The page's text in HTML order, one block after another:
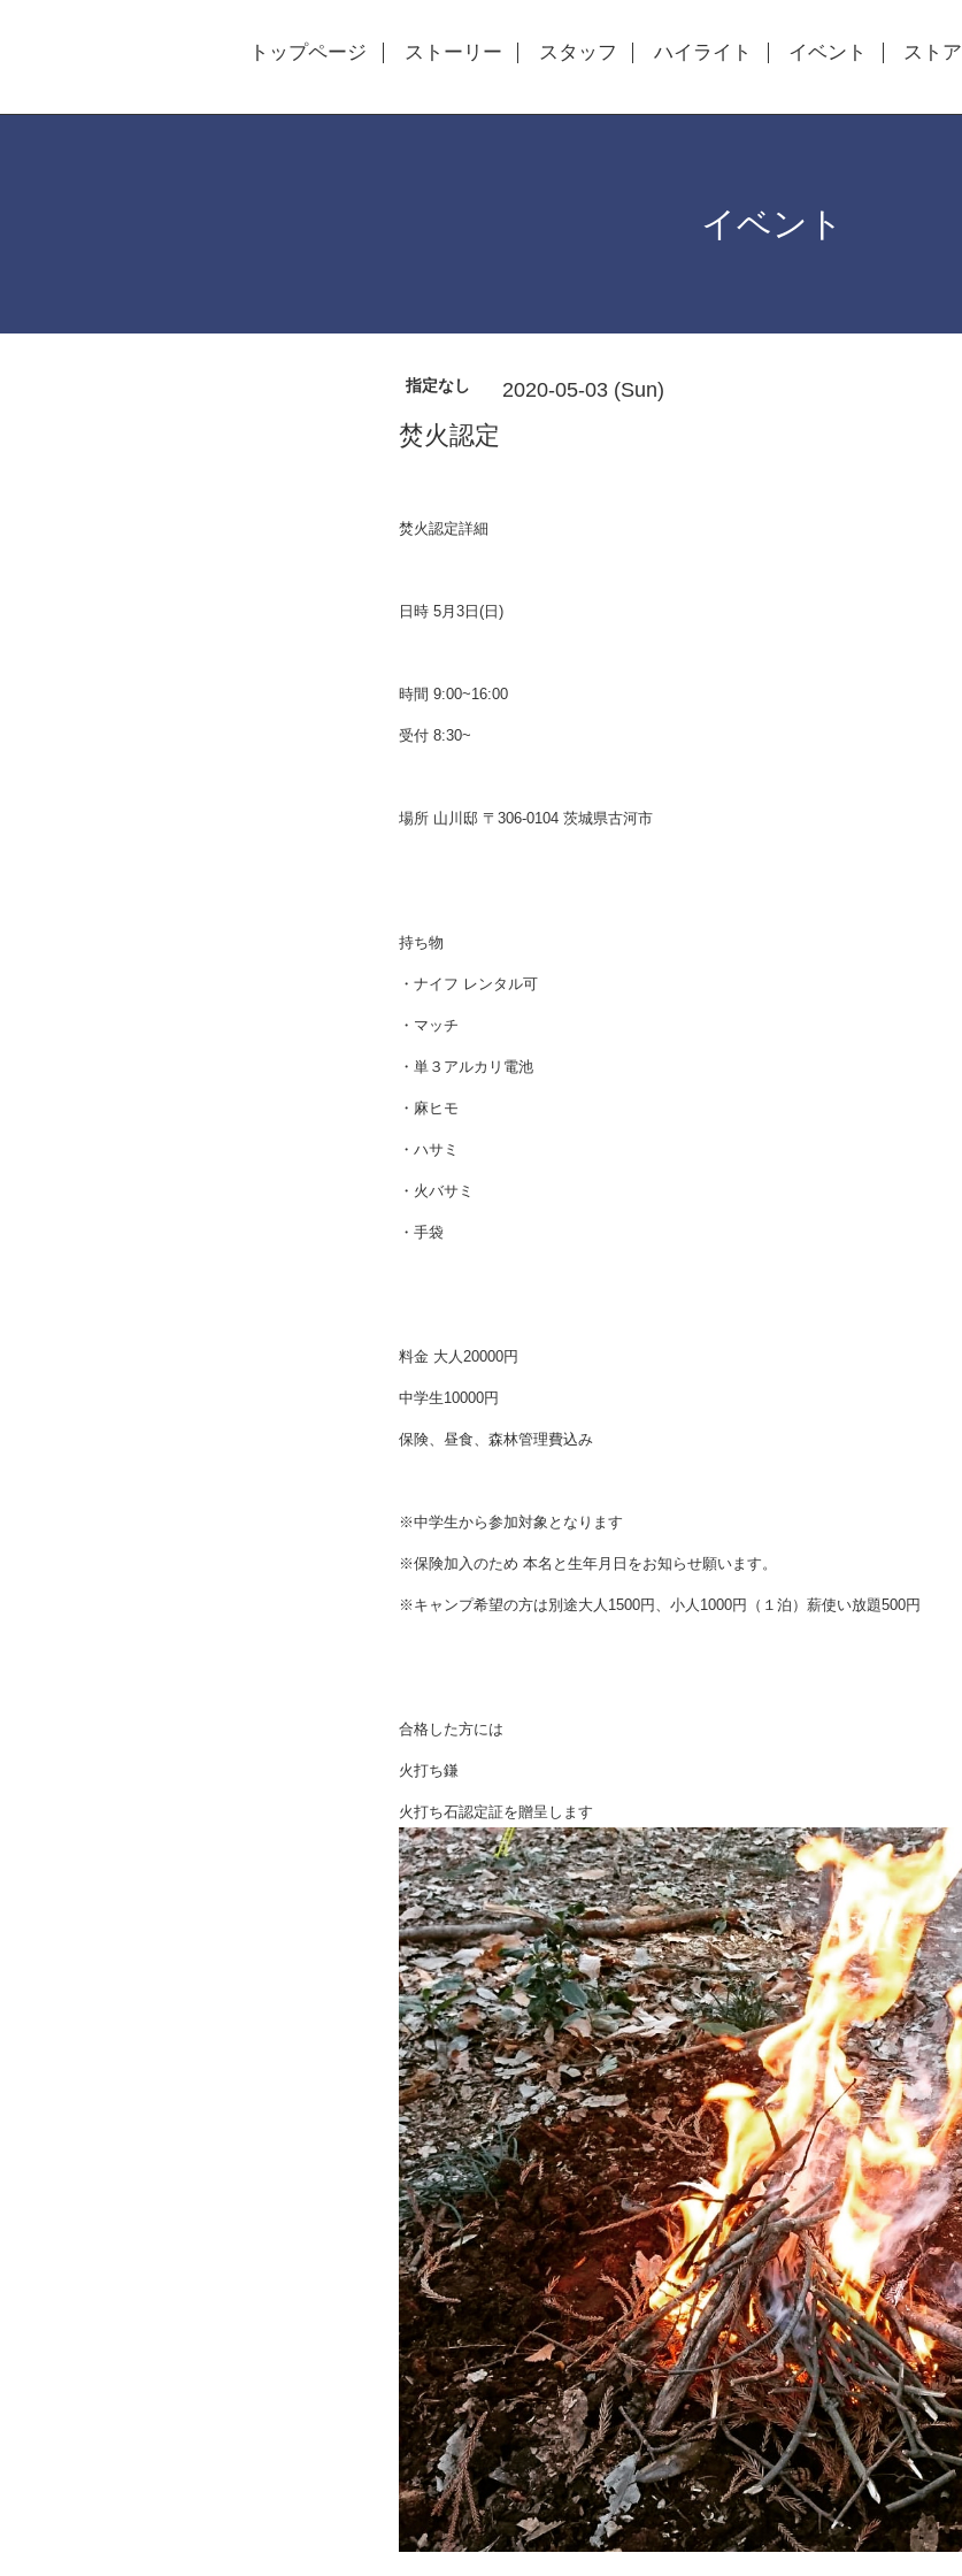
トップページ ストーリー スタッフ ハイライト イベント ストア
イベント
指定なし 2020-05-03 (Sun)
焚火認定
焚火認定詳細
日時 5月3日(日)
時間 9:00~16:00
受付 8:30~
場所 山川邸 〒306-0104 茨城県古河市
持ち物
・ナイフ レンタル可
・マッチ
・単３アルカリ電池
・麻ヒモ
・ハサミ
・火バサミ
・手袋
料金 大人20000円
中学生10000円
保険、昼食、森林管理費込み
※中学生から参加対象となります
※保険加入のため 本名と生年月日をお知らせ願います。
※キャンプ希望の方は別途大人1500円、小人1000円（１泊）薪使い放題500円
合格した方には
火打ち鎌
火打ち石認定証を贈呈します